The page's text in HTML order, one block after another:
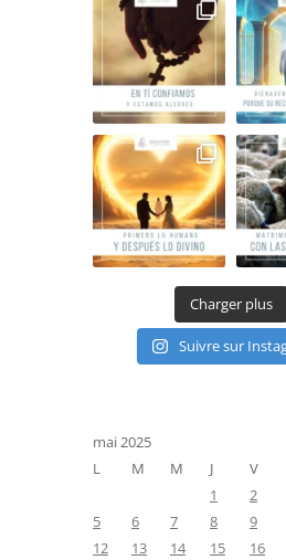
Charger plus
Suivre sur
mai 2025
L
M M J V
1
2
5
6 7 8 9
12
13 14 15 16